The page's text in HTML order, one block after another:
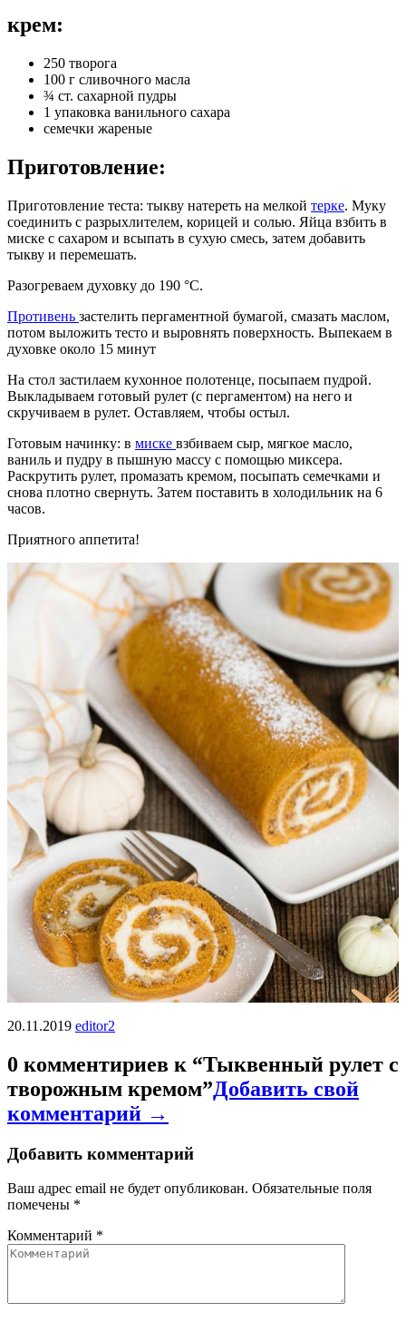
крем:
250 творога
100 г сливочного масла
¾ ст. сахарной пудры
1 упаковка ванильного сахара
семечки жареные
Приготовление:
Приготовление теста: тыкву натереть на мелкой терке. Муку
соединить с разрыхлителем, корицей и солью. Яйца взбить в
миске с сахаром и всыпать в сухую смесь, затем добавить
тыкву и перемешать.
Разогреваем духовку до 190 °С.
Противень застелить пергаментной бумагой, смазать маслом,
потом выложить тесто и выровнять поверхность. Выпекаем в
духовке около 15 минут
На стол застилаем кухонное полотенце, посыпаем пудрой.
Выкладываем готовый рулет (с пергаментом) на него и
скручиваем в рулет. Оставляем, чтобы остыл.
Готовым начинку: в миске взбиваем сыр, мягкое масло,
ваниль и пудру в пышную массу с помощью миксера.
Раскрутить рулет, промазать кремом, посыпать семечками и
снова плотно свернуть. Затем поставить в холодильник на 6
часов.
Приятного аппетита!
20.11.2019 editor2
0 комментириев к “Тыквенный рулет с
творожным кремом”Добавить свой
комментарий →
Добавить комментарий
Ваш адрес email не будет опубликован. Обязательные поля
помечены *
Комментарий *